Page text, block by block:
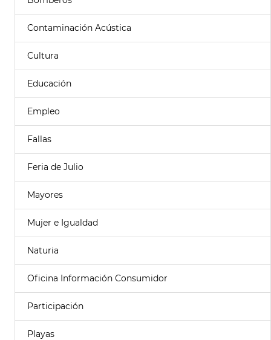
Contaminación Acústica
Cultura
Educación
Empleo
Fallas
Feria de Julio
Mayores
Mujer e Igualdad
Naturia
Oficina Información Consumidor
Participación
Playas